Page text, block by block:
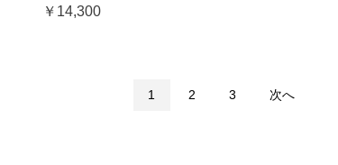
￥14,300
1 2 3 次へ